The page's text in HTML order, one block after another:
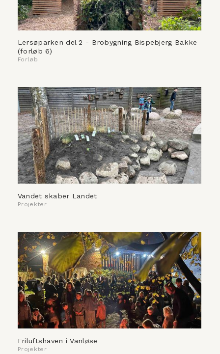
Lersøparken del 2 - Brobygning Bispebjerg Bakke
(forløb 6)
Forløb
Vandet skaber Landet
Projekter
Friluftshaven i Vanløse
Projekter